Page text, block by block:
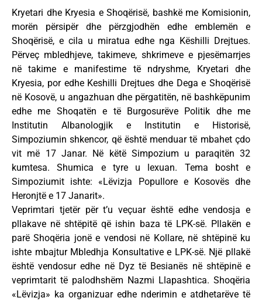
Kryetari dhe Kryesia e Shoqërisë, bashkë me Komisionin,
morën përsipër dhe përzgjodhën edhe emblemën e
Shoqërisë, e cila u miratua edhe nga Këshilli Drejtues.
Përveç mbledhjeve, takimeve, shkrimeve e pjesëmarrjes
në takime e manifestime të ndryshme, Kryetari dhe
Kryesia, por edhe Keshilli Drejtues dhe Dega e Shoqërisë
në Kosovë, u angazhuan dhe përgatitën, në bashkëpunim
edhe me Shoqatën e të Burgosurëve Politik dhe me
Institutin Albanologjik e Institutin e Historisë,
Simpoziumin shkencor, që është menduar të mbahet çdo
vit më 17 Janar. Në këtë Simpozium u paraqitën 32
kumtesa. Shumica e tyre u lexuan. Tema bosht e
Simpoziumit ishte: «Lëvizja Popullore e Kosovës dhe
Heronjtë e 17 Janarit».
Veprimtari tjetër për t’u veçuar është edhe vendosja e
pllakave në shtëpitë që ishin baza të LPK-së. Pllakën e
parë Shoqëria jonë e vendosi në Kollare, në shtëpinë ku
ishte mbajtur Mbledhja Konsultative e LPK-së. Një pllakë
është vendosur edhe në Dyz të Besianës në shtëpinë e
veprimtarit të palodhshëm Nazmi Llapashtica. Shoqëria
«Lëvizja» ka organizuar edhe nderimin e atdhetarëve të